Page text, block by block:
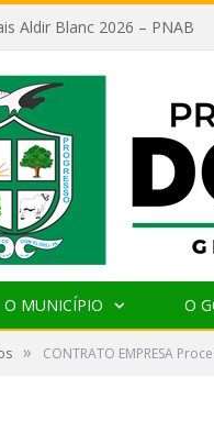
Aldir Blanc 2026 – PNAB
O MUNICÍPIO O
» CONTRATO EMPRESA